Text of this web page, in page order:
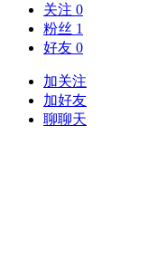
关注 0
粉丝 1
好友 0
加关注
加好友
聊聊天